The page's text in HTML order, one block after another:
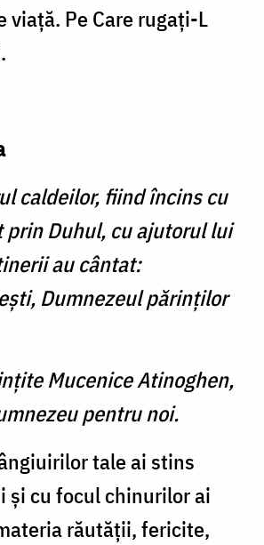
viaţă. Pe Care rugaţi-L
caldeilor, fiind încins cu
prin Duhul, cu ajutorul lui
au cântat:
Dumnezeul părinţilor
Mucenice Atinoghen,
pentru noi.
tale ai stins
şi cu focul chinurilor ai
răutăţii, fericite,